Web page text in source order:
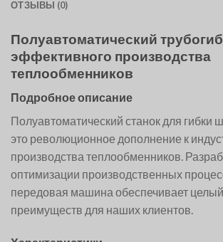
ОТЗЫВЫ (0)
Полуавтоматический
эффективного производства
теплообменников
Подробное описание
Полуавтоматический станок для гибки
это революционное дополнение к
производства теплообменников.
оптимизации производственных
передовая машина обеспечивает
преимуществ для наших клиентов.